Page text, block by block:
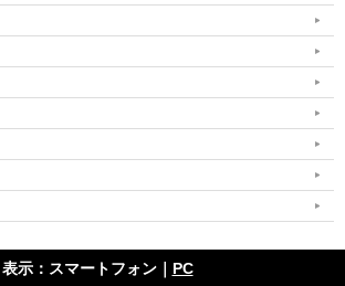
表示：スマートフォン｜ PC